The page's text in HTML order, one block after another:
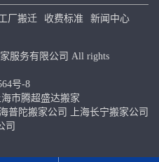
厂搬迁 收费标准
新闻中心
服务有限公司 All rights
号-8
市腾超盛达搬家
海普陀搬家公司
上海长宁搬家公司
司